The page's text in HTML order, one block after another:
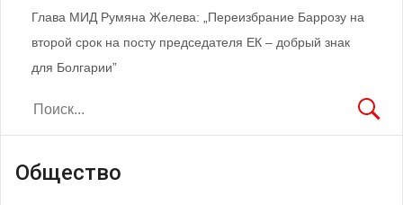
Глава МИД Румяна Желева: „Переизбрание Баррозу на
второй срок на посту председателя ЕК – добрый знак
для Болгарии”
Общество